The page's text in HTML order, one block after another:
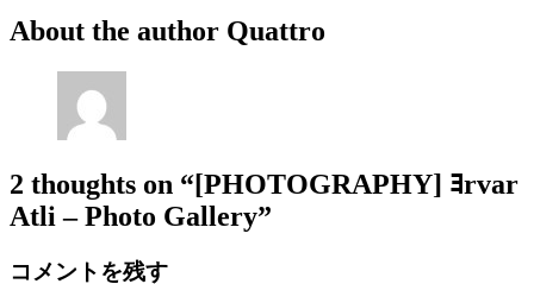
About the author Quattro
2 thoughts on “[PHOTOGRAPHY] ﾖrvar
Atli – Photo Gallery”
コメントを残す